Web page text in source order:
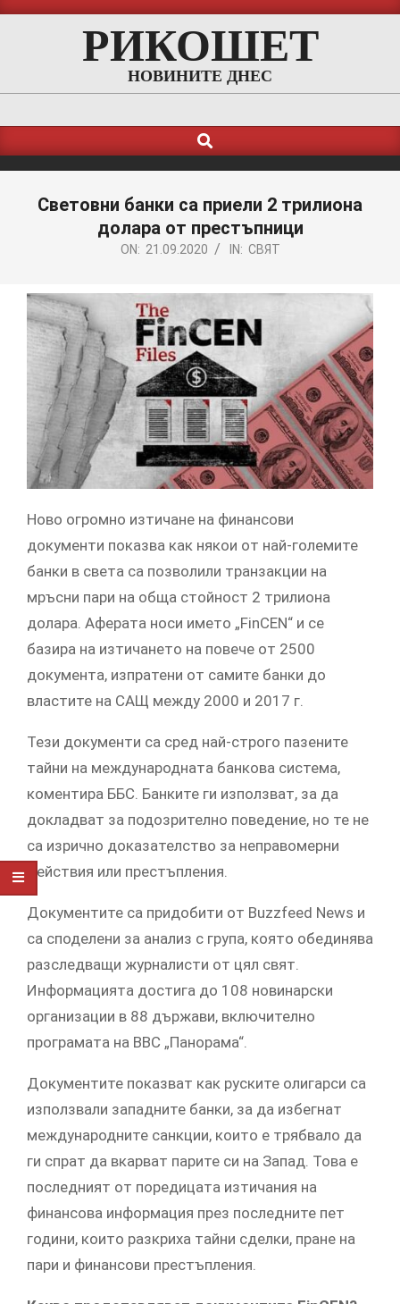
Skip
РИКОШЕТ
НОВИНИТЕ ДНЕС
Navigation
Search
Световни банки са приели 2 трилиона
долара от престъпници
ON: 21.09.2020 IN: СВЯТ
Ново огромно изтичане на финансови
документи показва как някои от най-големите
банки в света са позволили транзакции на
мръсни пари на обща стойност 2 трилиона
долара. Аферата носи името „FinCEN“ и се
базира на изтичането на повече от 2500
документа, изпратени от самите банки до
властите на САЩ между 2000 и 2017 г.
Тези документи са сред най-строго пазените
тайни на международната банкова система,
коментира ББС. Банките ги използват, за да
докладват за подозрително поведение, но те не
са изрично доказателство за неправомерни
действия или престъпления.
Документите са придобити от Buzzfeed News и
са споделени за анализ с група, която обединява
разследващи журналисти от цял свят.
Информацията достига до 108 новинарски
организации в 88 държави, включително
програмата на BBC „Панорама“.
Документите показват как руските олигарси са
използвали западните банки, за да избегнат
международните санкции, които е трябвало да
ги спрат да вкарват парите си на Запад. Това е
последният от поредицата изтичания на
финансова информация през последните пет
години, които разкриха тайни сделки, пране на
пари и финансови престъпления.